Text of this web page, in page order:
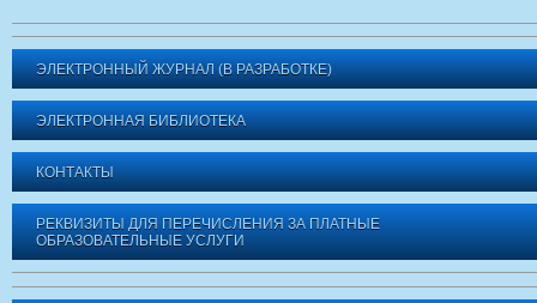
ЭЛЕКТРОННЫЙ ЖУРНАЛ (В РАЗРАБОТКЕ)
ЭЛЕКТРОННАЯ БИБЛИОТЕКА
КОНТАКТЫ
РЕКВИЗИТЫ ДЛЯ ПЕРЕЧИСЛЕНИЯ ЗА ПЛАТНЫЕ
ОБРАЗОВАТЕЛЬНЫЕ УСЛУГИ